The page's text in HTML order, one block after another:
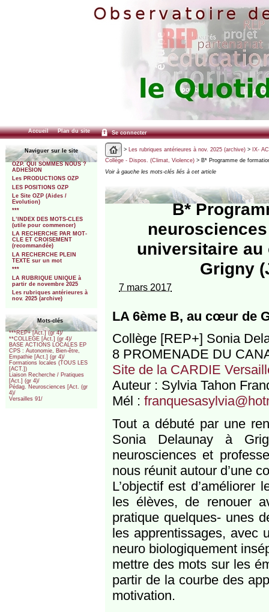
Accueil Plan du site Se connecter
Naviguer sur le site
OZP. QUI SOMMES NOUS ?
ADHESION
Les PRODUCTIONS OZP
LES POSITIONS OZP
Le Site OZP (Aides /
Evolution)
***
L’INDEX DES MOTS-CLES
(utile pour commencer)
LA RECHERCHE PAR MOT-
CLE ET CROISEMENT
(recommandée)
LA RECHERCHE PLEIN
TEXTE sur un mot
***
LA RUBRIQUE UNIQUE à
partir de novembre 2025
Les rubriques antérieures à
nov. 2025 (archive)
Mots-clés
***REP+ [Act.] (gr 4)/
**COLLEGE [Act.] (gr 4)/
BASE ACTIONS LOCALES EP
CPS : Autonomie, Bien-être,
Empathie [Act.] (gr 4)/
Formations locales (TOUS LES
[ACT.])
Liaison Recherche / Pratiques
[Act.] (gr 4)/
Pédag. Neurosciences [Act. (gr
4)/
Versailles 91/
> Les rubriques antérieures à nov. 2025 (archive)> IX-
Collège - Dispos. (Climat, Violence)> B* Programme de
Voir à gauche les mots-clés liés à cet article
B*
universitaire au
Grigny
7 mars 2017
LA 6ème B, au cœur de
Collège [REP+] Sonia
8 PROMENADE DU
Site de la CARDIE
Auteur : Sylvia Tahon
Mél :
Tout a débuté par une
Sonia Delaunay à
neurosciences et
nous réunit autour d’une
L’objectif est
les élèves, de renouer
pratique quelques- unes
les apprentissages, avec
neuro biologiquement
mettre des mots sur les
partir de la courbe des
motivation.